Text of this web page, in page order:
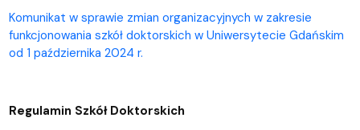
Komunikat w sprawie zmian organizacyjnych w zakresie
funkcjonowania szkół doktorskich w Uniwersytecie Gdańskim
od 1 października 2024 r.
Regulamin Szkół Doktorskich